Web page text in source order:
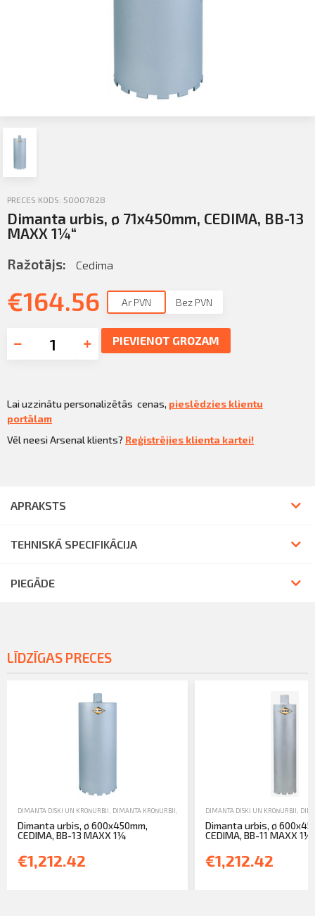
PRECES KODS: 50007828
Dimanta urbis, ø 71x450mm, CEDIMA, BB-13
MAXX 1¼“
Ražotājs: Cedima
€164.56 Ar PVN Bez PVN
PIEVIENOT GROZAM
Lai uzzinātu personalizētās cenas, pieslēdzies klientu
portālam
Vēl neesi Arsenal klients? Reģistrējies klienta kartei!
APRAKSTS
TEHNISKĀ SPECIFIKĀCIJA
PIEGĀDE
LĪDZĪGAS PRECES
DIMANTA DISKI UN KROŅURBJI DIMANTA KROŅURBJI TIRDZNIECĪBA
Dimanta urbis, ø 600x450mm,
CEDIMA, BB-13 MAXX 1¼
€1,212.42
DIMANTA DISKI UN KROŅURBJI
Dimanta urbis, ø
CEDIMA, BB-11 MAXX 1¼“
€1,212.42